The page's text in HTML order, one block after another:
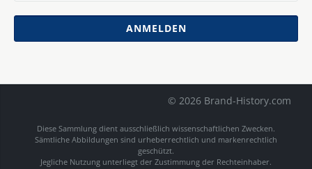
ANMELDEN
© 2026 Brand-History.com
Diese Sammlung dient ausschließlich wissenschaftlichen Zwecken.
Sämtliche Abbildungen sind urheberrechtlich und markenrechtlich
geschützt.
Jegliche Nutzung unterliegt der Zustimmung der Rechteinhaber.